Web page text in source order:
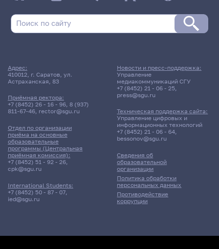
Адрес:
410012, г. Саратов, ул.
Астраханская, 83
Приёмная ректора:
+7 (8452) 26 - 16 - 96, 8 (937)
811-67-46, rector@sgu.ru
Отдел по организации
приёма на основные
образовательные
программы (Центральная
приёмная комиссия):
+7 (8452) 51 - 92 - 26,
cpk@sgu.ru
International Students:
+7 (8452) 50 - 87 - 07,
ied@sgu.ru
Сведения об
образовательной
организации
Политика обработки
персональных данных
Противодействие
коррупции
Новости и пресс-поддержка:
Управление
медиакоммуникаций СГУ
+7 (8452) 21 - 06 - 25,
press@sgu.ru
Техническая поддержка сайта:
Управление цифровых и
информационных технологий
+7 (8452) 21 - 06 - 64,
bessonov@sgu.ru